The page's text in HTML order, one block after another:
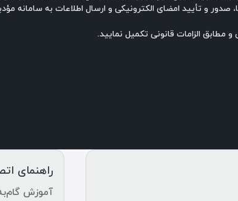
و تأیید امضای الکترونیکی و ارسال اطلاعات به سامانه
مطابق الزامات قانونی تکمیل نمایید.
راهنمای
آموزش